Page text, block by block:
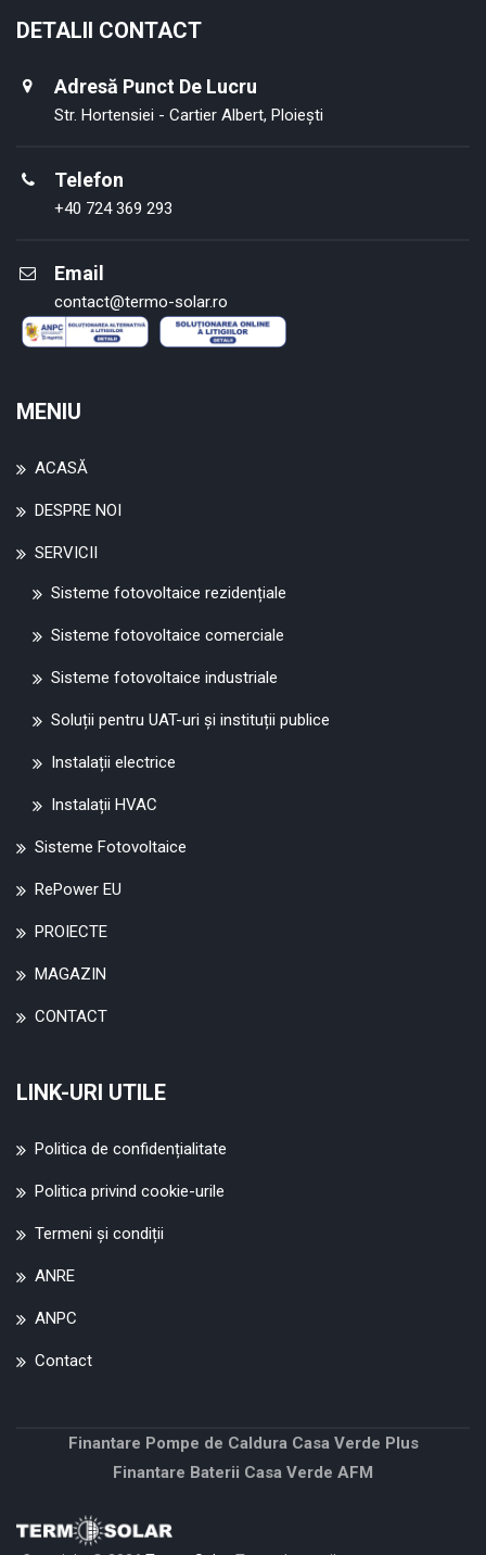
DETALII CONTACT
Adresă Punct De Lucru
Str. Hortensiei - Cartier Albert, Ploiești
Telefon
+40 724 369 293
Email
contact@termo-solar.ro
MENIU
ACASĂ
DESPRE NOI
SERVICII
Sisteme fotovoltaice rezidențiale
Sisteme fotovoltaice comerciale
Sisteme fotovoltaice industriale
Soluții pentru UAT-uri și instituții publice
Instalații electrice
Instalații HVAC
Sisteme Fotovoltaice
RePower EU
PROIECTE
MAGAZIN
CONTACT
LINK-URI UTILE
Politica de confidențialitate
Politica privind cookie-urile
Termeni și condiții
ANRE
ANPC
Contact
Finantare Pompe de Caldura Casa Verde Plus
Finantare Baterii Casa Verde AFM